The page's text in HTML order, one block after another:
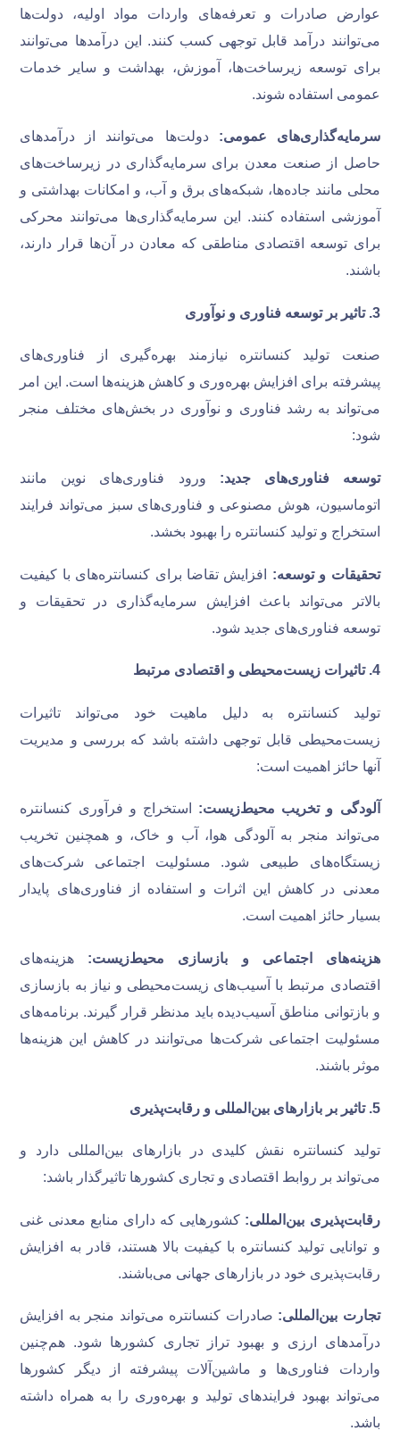
عوارض صادرات و تعرفه‌های واردات مواد اولیه، دولت‌ها
می‌توانند درآمد قابل توجهی کسب کنند. این درآمدها می‌توانند
برای توسعه زیرساخت‌ها، آموزش، بهداشت و سایر خدمات
عمومی استفاده شوند.
سرمایه‌گذاری‌های عمومی: دولت‌ها می‌توانند از درآمدهای
حاصل از صنعت معدن برای سرمایه‌گذاری در زیرساخت‌های
محلی مانند جاده‌ها، شبکه‌های برق و آب، و امکانات بهداشتی و
آموزشی استفاده کنند. این سرمایه‌گذاری‌ها می‌توانند محرکی
برای توسعه اقتصادی مناطقی که معادن در آن‌ها قرار دارند،
باشند.
3
.تاثیر بر توسعه فناوری و نوآوری
صنعت تولید کنسانتره نیازمند بهره‌گیری از فناوری‌های
پیشرفته برای افزایش بهره‌وری و کاهش هزینه‌ها است. این امر
می‌تواند به رشد فناوری و نوآوری در بخش‌های مختلف منجر
شود:
توسعه فناوری‌های جدید: ورود فناوری‌های نوین مانند
اتوماسیون، هوش مصنوعی و فناوری‌های سبز می‌تواند فرایند
استخراج و تولید کنسانتره را بهبود بخشد.
تحقیقات و توسعه: افزایش تقاضا برای کنسانتره‌های با کیفیت
بالاتر می‌تواند باعث افزایش سرمایه‌گذاری در تحقیقات و
توسعه فناوری‌های جدید شود.
4
.تاثیرات زیست‌محیطی و اقتصادی مرتبط
تولید کنسانتره به دلیل ماهیت خود می‌تواند تاثیرات
زیست‌محیطی قابل توجهی داشته باشد که بررسی و مدیریت
آنها حائز اهمیت است:
آلودگی و تخریب محیط‌زیست: استخراج و فرآوری کنسانتره
می‌تواند منجر به آلودگی هوا، آب و خاک، و همچنین تخریب
زیستگاه‌های طبیعی شود. مسئولیت اجتماعی شرکت‌های
معدنی در کاهش این اثرات و استفاده از فناوری‌های پایدار
بسیار حائز اهمیت است.
هزینه‌های اجتماعی و بازسازی محیط‌زیست: هزینه‌های
اقتصادی مرتبط با آسیب‌های زیست‌محیطی و نیاز به بازسازی
و بازتوانی مناطق آسیب‌دیده باید مدنظر قرار گیرند. برنامه‌های
مسئولیت اجتماعی شرکت‌ها می‌توانند در کاهش این هزینه‌ها
موثر باشند.
5
.تاثیر بر بازارهای بین‌المللی و رقابت‌پذیری
تولید کنسانتره نقش کلیدی در بازارهای بین‌المللی دارد و
می‌تواند بر روابط اقتصادی و تجاری کشورها تاثیرگذار باشد:
رقابت‌پذیری بین‌المللی: کشورهایی که دارای منابع معدنی غنی
و توانایی تولید کنسانتره با کیفیت بالا هستند، قادر به افزایش
رقابت‌پذیری خود در بازارهای جهانی می‌باشند.
تجارت بین‌المللی: صادرات کنسانتره می‌تواند منجر به افزایش
درآمدهای ارزی و بهبود تراز تجاری کشورها شود. هم‌چنین
واردات فناوری‌ها و ماشین‌آلات پیشرفته از دیگر کشورها
می‌تواند بهبود فرایندهای تولید و بهره‌وری را به همراه داشته
باشد.